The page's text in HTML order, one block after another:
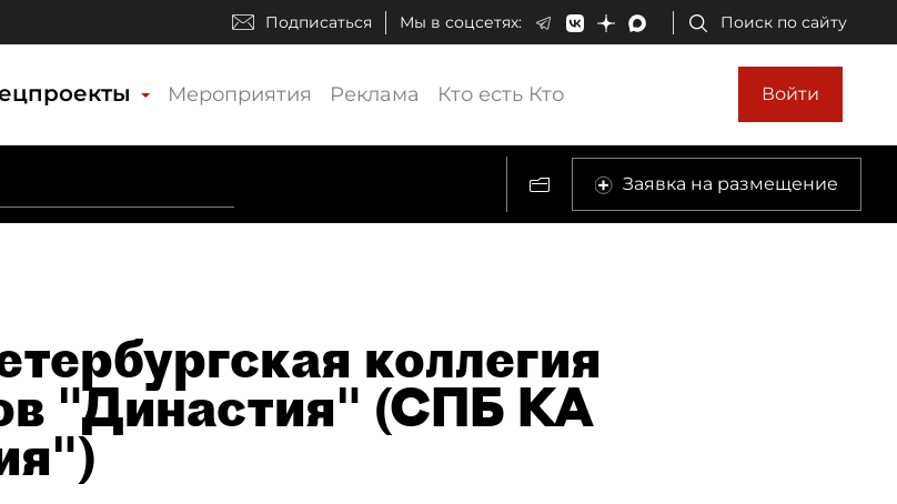
Подписаться Мы в соцсетях: Поиск по сайту
Мероприятия Реклама Кто есть Кто Войти
Заявка на размещение
коллегия
"Династия" (СПБ КА